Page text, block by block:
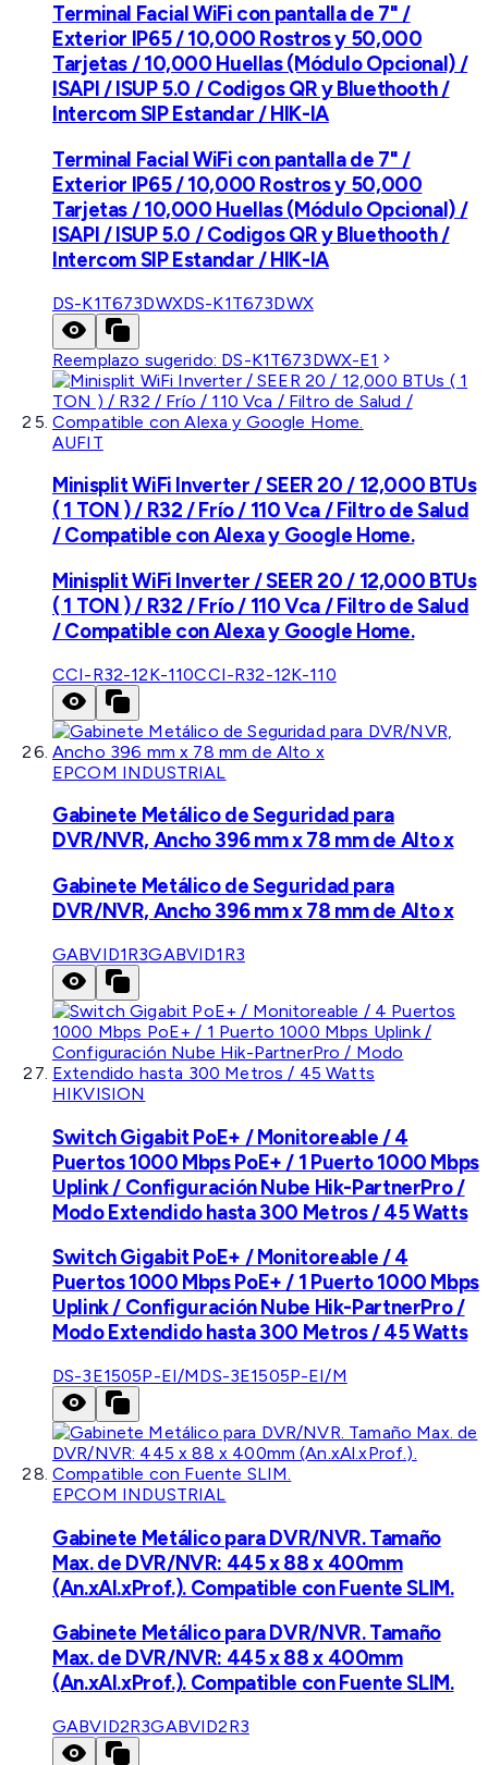
Terminal Facial WiFi con pantalla de 7" /
Exterior IP65 / 10,000 Rostros y 50,000
Tarjetas / 10,000 Huellas (Módulo Opcional) /
ISAPI / ISUP 5.0 / Codigos QR y Bluethooth /
Intercom SIP Estandar / HIK-IA
Terminal Facial WiFi con pantalla de 7" /
Exterior IP65 / 10,000 Rostros y 50,000
Tarjetas / 10,000 Huellas (Módulo Opcional) /
ISAPI / ISUP 5.0 / Codigos QR y Bluethooth /
Intercom SIP Estandar / HIK-IA
DS-K1T673DWXDS-K1T673DWX
Reemplazo sugerido: DS-K1T673DWX-E1
AUFIT
Minisplit WiFi Inverter / SEER 20 / 12,000 BTUs
( 1 TON ) / R32 / Frío / 110 Vca / Filtro de Salud
/ Compatible con Alexa y Google Home.
Minisplit WiFi Inverter / SEER 20 / 12,000 BTUs
( 1 TON ) / R32 / Frío / 110 Vca / Filtro de Salud
/ Compatible con Alexa y Google Home.
CCI-R32-12K-110CCI-R32-12K-110
EPCOM INDUSTRIAL
Gabinete Metálico de Seguridad para
DVR/NVR, Ancho 396 mm x 78 mm de Alto x
Gabinete Metálico de Seguridad para
DVR/NVR, Ancho 396 mm x 78 mm de Alto x
GABVID1R3GABVID1R3
HIKVISION
Switch Gigabit PoE+ / Monitoreable / 4
Puertos 1000 Mbps PoE+ / 1 Puerto 1000 Mbps
Uplink / Configuración Nube Hik-PartnerPro /
Modo Extendido hasta 300 Metros / 45 Watts
Switch Gigabit PoE+ / Monitoreable / 4
Puertos 1000 Mbps PoE+ / 1 Puerto 1000 Mbps
Uplink / Configuración Nube Hik-PartnerPro /
Modo Extendido hasta 300 Metros / 45 Watts
DS-3E1505P-EI/MDS-3E1505P-EI/M
EPCOM INDUSTRIAL
Gabinete Metálico para DVR/NVR. Tamaño
Max. de DVR/NVR: 445 x 88 x 400mm
(An.xAl.xProf.). Compatible con Fuente SLIM.
Gabinete Metálico para DVR/NVR. Tamaño
Max. de DVR/NVR: 445 x 88 x 400mm
(An.xAl.xProf.). Compatible con Fuente SLIM.
GABVID2R3GABVID2R3